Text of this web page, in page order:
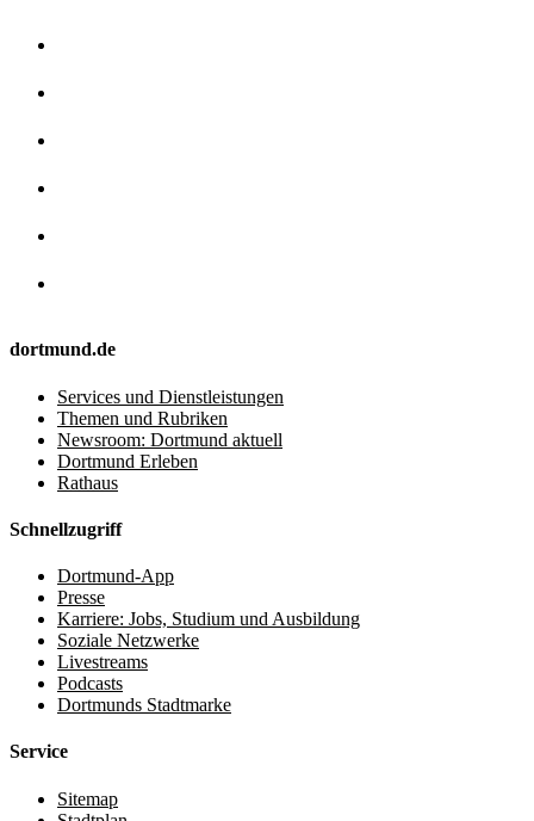
dortmund.de
Services und Dienstleistungen
Themen und Rubriken
Newsroom: Dortmund aktuell
Dortmund Erleben
Rathaus
Schnellzugriff
Dortmund-App
Presse
Karriere: Jobs, Studium und Ausbildung
Soziale Netzwerke
Livestreams
Podcasts
Dortmunds Stadtmarke
Service
Sitemap